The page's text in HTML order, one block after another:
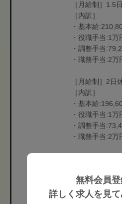
［月給制］1.5
［内訳］
・基本給
・役職手当:1万
・調整手当
・職務手当:2万
［月給制］2日
［内訳］
・基本給
・役職手当:1万
・調整手当
・職務手当:2万
［月給制］2日
［内訳］
・基本給
無料会員
詳しく求人を見